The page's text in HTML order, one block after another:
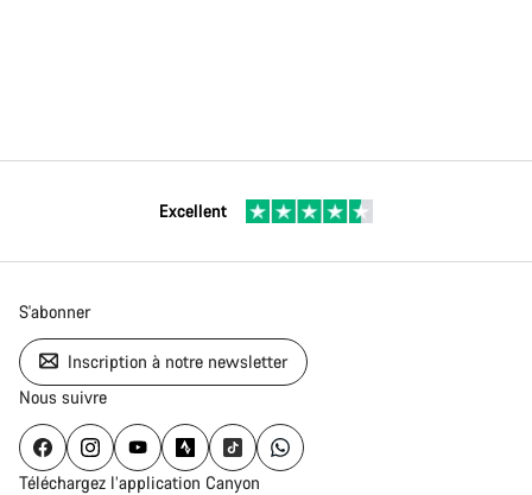
Excellent
S'abonner
Inscription à notre newsletter
Nous suivre
Téléchargez l’application Canyon